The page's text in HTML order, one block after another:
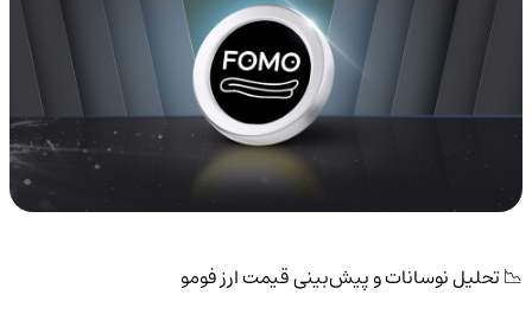
📉 تحلیل نوسانات و پیش‌بینی قیمت ارز فومو